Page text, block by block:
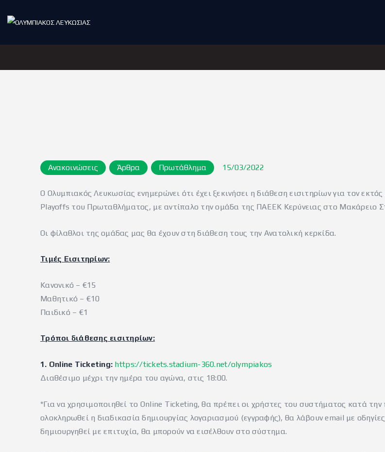
Ανακοινώσεις Άρθρα Πρωτάθλημα 15/03/2022
Ο Ολυμπιακός Λευκωσίας ενημερώνει ότι έχει ξεκινήσει η διάθεση εισιτηρίων για τον
Playoffs του Πρωταθλήματος, με αντίπαλο την ομάδα της ΠΑΕΕΚ Κερύνειας στο Μακάρειο
Οι φίλαθλοι της ομάδας μας θα έχουν στη διάθεση τους την Ανατολική κερκίδα.
Τιμές Εισιτηρίων:
Κανονικό – €15
Μαθητικό – €10
Παιδικό – €1
Τρόποι διάθεσης εισιτηρίων:
1. Online Ticketing: https://tickets.stadium-360.net/olympiakos
Διαθέσιμο μέχρι την ημέρα του αγώνα, στις 18:00.
*Για να χρησιμοποιηθεί το Online Ticketing, θα πρέπει οι χρήστες του συστήματος κατά
ολοκληρωθεί η διαδικασία δημιουργίας λογαριασμού (εγγραφής), θα λάβουν email με
δημιουργηθεί με επιτυχία, θα μπορούν να εισέλθουν στο σύστημα.